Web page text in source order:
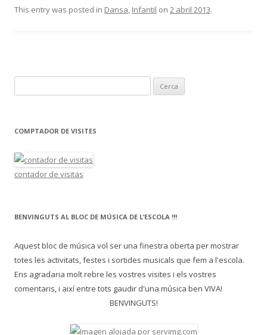
This entry was posted in Dansa, Infantil on 2 abril 2013.
e
c
:
COMPTADOR DE VISITES
contador de visitas
BENVINGUTS AL BLOC DE MÚSICA DE L’ESCOLA !!!
Aquest bloc de música vol ser una finestra oberta per mostrar
totes les activitats, festes i sortides musicals que fem a l'escola.
Ens agradaria molt rebre les vostres visites i els vostres
comentaris, i així entre tots gaudir d'una música ben VIVA!
BENVINGUTS!